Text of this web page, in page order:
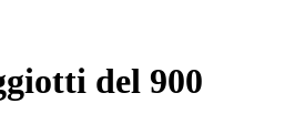
del 900